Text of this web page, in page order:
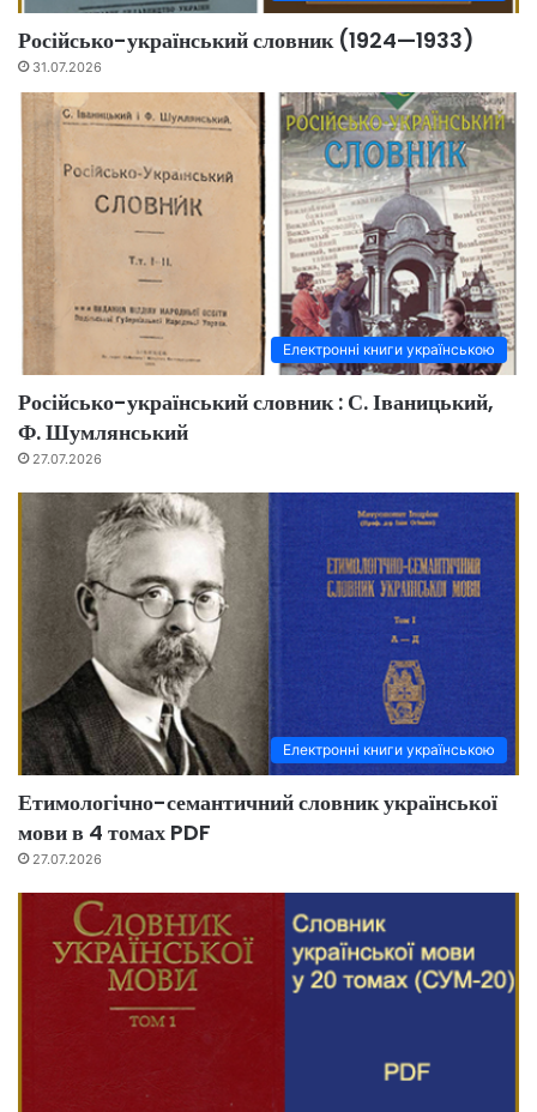
Російсько-український словник (1924—1933)
31.07.2026
Електронні книги українською
Російсько-український словник : С. Іваницький,
Ф. Шумлянський
27.07.2026
Електронні книги українською
Етимологічно-семантичний словник української
мови в 4 томах PDF
27.07.2026